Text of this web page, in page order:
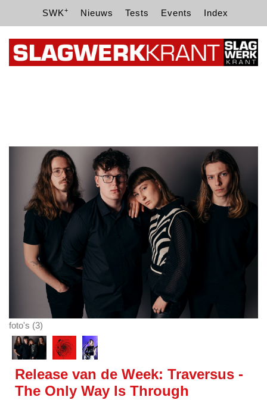
SWK+ Nieuws Tests Events Index
foto's (3)
Release van de Week: Traversus -
The Only Way Is Through